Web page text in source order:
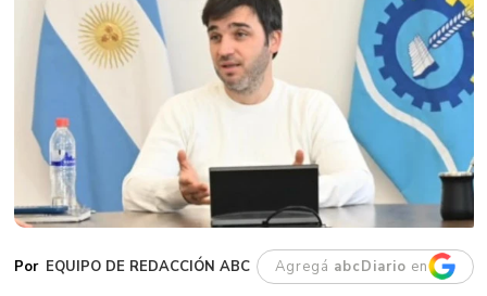
EQUIPO DE REDACCIÓN ABC Agregá abcDiario en